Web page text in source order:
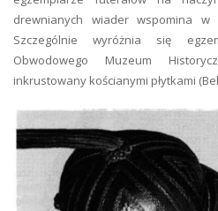
drewnianych wiader wspomina
Szczególnie wyróżnia się
Obwodowego Muzeum
inkrustowany kościanymi płytkami